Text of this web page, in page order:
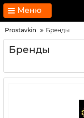
Меню
Prostavkin Бренды
Бренды